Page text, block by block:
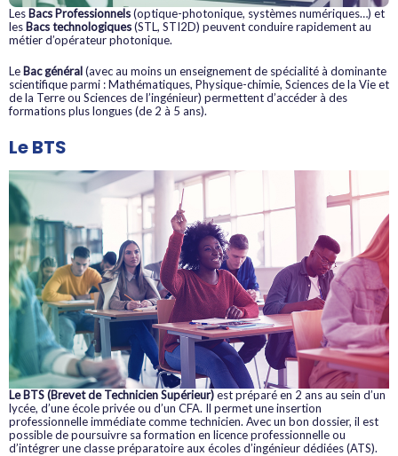
Les Bacs Professionnels(optique-photonique, systèmes numériques…) et
les Bacs technologiques(STL, STI2D) peuvent conduire rapidement au
métier d’opérateur photonique.
Le Bac général(avec au moins un enseignement de spécialité à dominante
scientifique parmi : Mathématiques, Physique-chimie, Sciences de la Vie et
de la Terre ou Sciences de l’ingénieur) permettent d’accéder à des
formations plus longues (de 2 à 5 ans).
Le BTS
Le BTS (Brevet de Technicien Supérieur)est préparé en 2 ans au sein d’un
lycée, d’une école privée ou d’un CFA. Il permet une insertion
professionnelle immédiate comme technicien. Avec un bon dossier, il est
possible de poursuivre sa formation en licence professionnelle ou
d’intégrer une classe préparatoire aux écoles d’ingénieur dédiées (ATS).